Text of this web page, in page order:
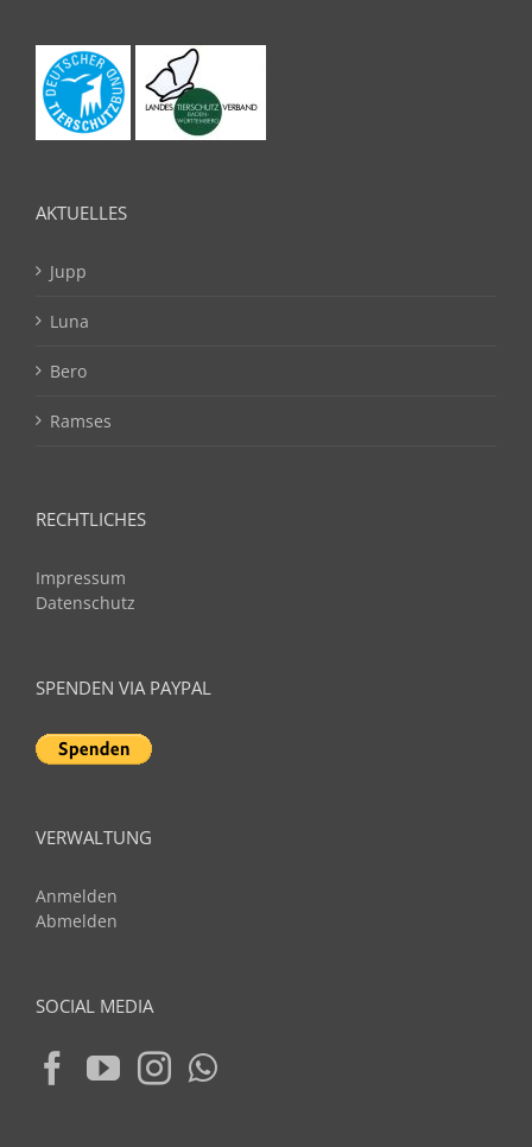
AKTUELLES
Jupp
Luna
Bero
Ramses
RECHTLICHES
Impressum
Datenschutz
SPENDEN VIA PAYPAL
VERWALTUNG
Anmelden
Abmelden
SOCIAL MEDIA